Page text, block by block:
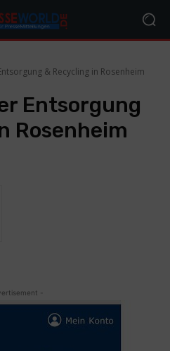
& Recycling in Rosenheim
Entsorgung
Rosenheim
-